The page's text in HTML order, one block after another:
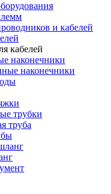
и кабелей
кабелей
наконечники
наконечники
трубки
труба